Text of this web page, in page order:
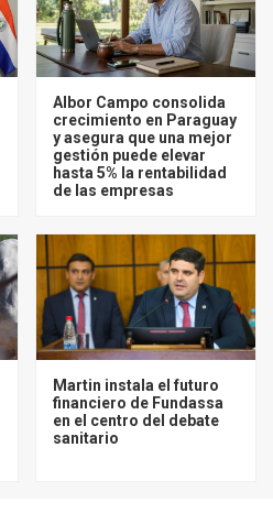
Albor Campo consolida
crecimiento en Paraguay
y asegura que una mejor
gestión puede elevar
hasta 5% la rentabilidad
de las empresas
Martin instala el futuro
financiero de Fundassa
en el centro del debate
sanitario